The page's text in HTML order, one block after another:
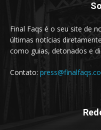
Final Faqs é o seu site de
últimas notícias
como guias, detonados e
Contato: